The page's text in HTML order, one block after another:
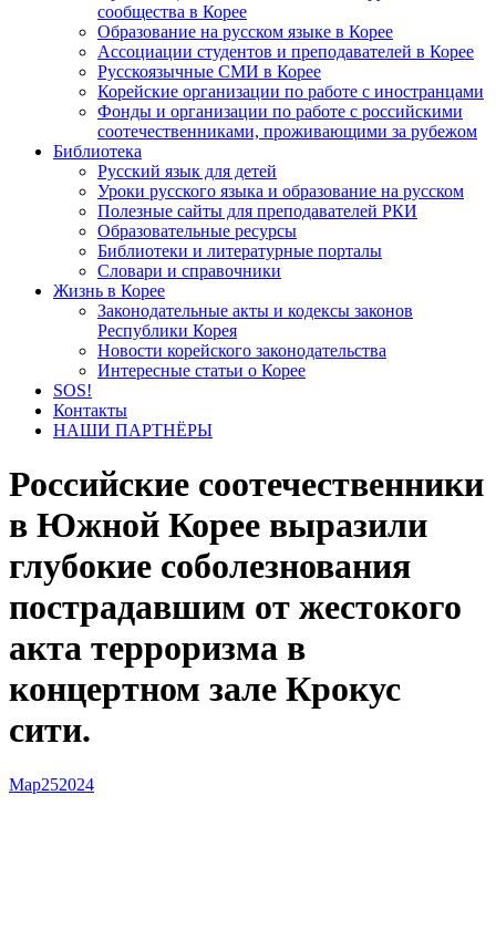
сообщества в Корее
Образование на русском языке в Корее
Ассоциации студентов и преподавателей в Корее
Русскоязычные СМИ в Корее
Корейские организации по работе с иностранцами
Фонды и организации по работе с российскими
соотечественниками, проживающими за рубежом
Библиотека
Русский язык для детей
Уроки русского языка и образование на русском
Полезные сайты для преподавателей РКИ
Образовательные ресурсы
Библиотеки и литературные порталы
Словари и справочники
Жизнь в Корее
Законодательные акты и кодексы законов
Республики Корея
Новости корейского законодательства
Интересные статьи о Корее
SOS!
Контакты
НАШИ ПАРТНЁРЫ
Российские соотечественники
в Южной Корее выразили
глубокие соболезнования
пострадавшим от жестокого
акта терроризма в
концертном зале Крокус
сити.
Мар252024